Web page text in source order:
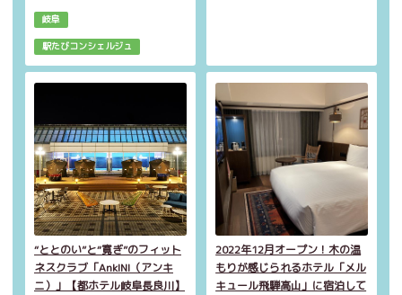
岐阜
駅たびコンシェルジュ
“ととのい”と“寛ぎ”のフィット
ネスクラブ「AnkINI（アンキ
ニ）」【都ホテル岐阜長良川】
2022年12月オープン！木の温
もりが感じられるホテル「メル
キュール飛騨高山」に宿泊して